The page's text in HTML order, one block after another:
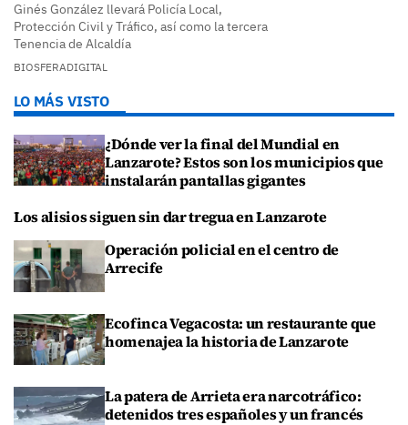
Ginés González llevará Policía Local,
Protección Civil y Tráfico, así como la tercera
Tenencia de Alcaldía
BIOSFERADIGITAL
LO MÁS VISTO
¿Dónde ver la final del Mundial en
Lanzarote? Estos son los municipios que
instalarán pantallas gigantes
Los alisios siguen sin dar tregua en Lanzarote
Operación policial en el centro de
Arrecife
Ecofinca Vegacosta: un restaurante que
homenajea la historia de Lanzarote
La patera de Arrieta era narcotráfico:
detenidos tres españoles y un francés